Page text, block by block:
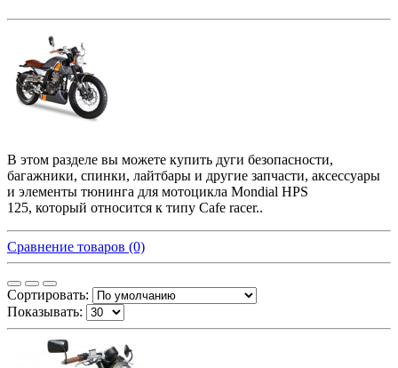
В этом разделе вы можете купить дуги безопасности,
багажники, спинки, лайтбары и другие запчасти, аксессуары
и элементы тюнинга для мотоцикла Mondial HPS
125, который относится к типу Cafe racer..
Сравнение товаров (0)
Сортировать:
Показывать: